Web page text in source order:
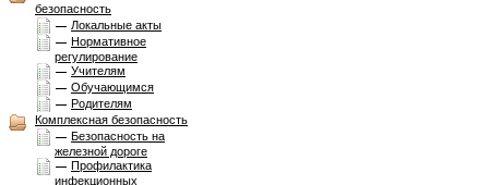
безопасность
Локальные акты
Нормативное
регулирование
Учителям
Обучающимся
Родителям
Комплексная безопасноcть
Безопасность на
железной дороге
Профилактика
инфекционных